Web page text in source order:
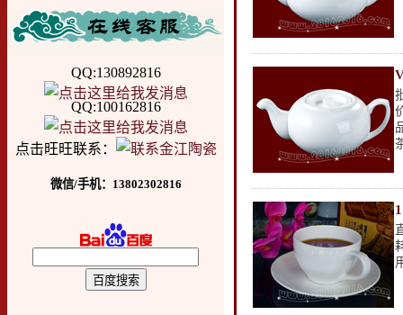
QQ:130892816
QQ:100162816
点击旺旺联系：
微信/手机：13802302816